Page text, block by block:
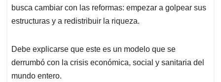
busca cambiar con las reformas: empezar a golpear sus
estructuras y a redistribuir la riqueza.
Debe explicarse que este es un modelo que se
derrumbó con la crisis económica, social y sanitaria del
mundo entero.